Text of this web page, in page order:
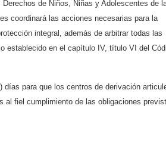
de Niños, Niñas y Adolescentes de
coordinará las acciones necesarias para la
integral, además de arbitrar todas las
establecido en el capítulo IV, título VI del
para que los centros de derivación
al fiel cumplimiento de las obligaciones